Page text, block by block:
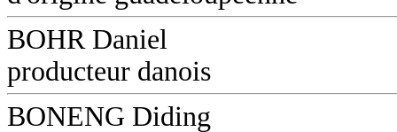
BOHR Daniel
producteur danois
BONENG Diding